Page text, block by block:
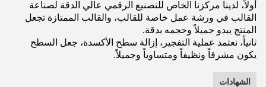
أولاً، لدينا مركزنا الخاص للتصنيع الرقمي عالي الدقة لصناعة
القالب في ورشة عمل خاصة للقالب، والقالب الممتازة تجعل
المنتج يبدو جميلاً وحجمه بدقة.
ثانياً، نعتمد عملية التفجير، إزالة سطح الأكسدة، جعل السطح
يكون مشرقاً ونظيفاً ومتساوياً وجميلاً.
الشهادات